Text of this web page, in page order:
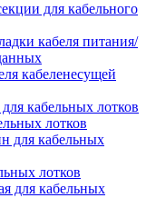
для кабельного
кабеля питания/
кабеленесущей
кабельных лотков
лотков
для кабельных
лотков
для кабельных